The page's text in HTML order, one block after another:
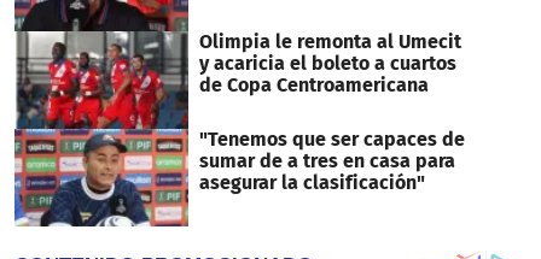
Olimpia le remonta al Umecit
y acaricia el boleto a cuartos
de Copa Centroamericana
"Tenemos que ser capaces de
sumar de a tres en casa para
asegurar la clasificación"